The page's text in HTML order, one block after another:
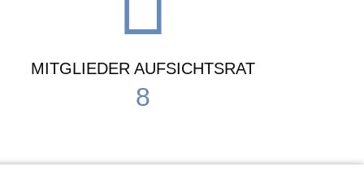
MITGLIEDER AUFSICHTSRAT
8